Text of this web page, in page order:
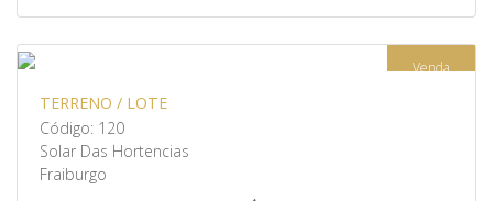
Venda
TERRENO / LOTE
Código: 120
Solar Das Hortencias
Fraiburgo